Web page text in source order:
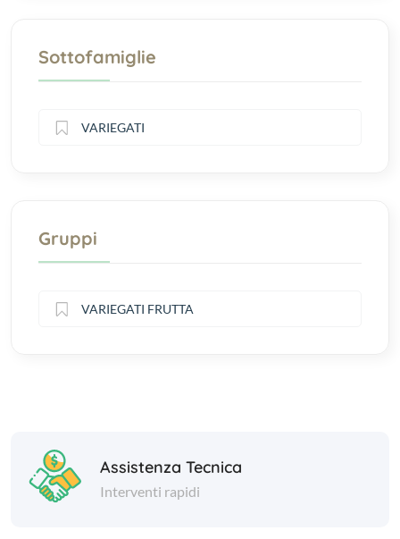
Sottofamiglie
VARIEGATI
Gruppi
VARIEGATI FRUTTA
Assistenza Tecnica
Interventi rapidi